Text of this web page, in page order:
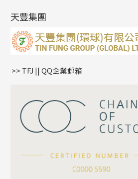
公司名稱
雙十字鏈系列
水波鏈系列
蛇骨鏈系列
鏈尾系列
嘴唇鏈系列
S車花鏈系列
珍珠鏈系列
坦克鏈系列
滿天星鏈系列
方假繩鏈系列
耳環扣系列
耳綫/耳鈎系列
耳環爪頭
耳環
字母吊墜
相盒吊墜
項鏈吊墜
生肖吊墜
星座吊墜
珠扣
天豐集團
>> TFJ || QQ企業郵箱